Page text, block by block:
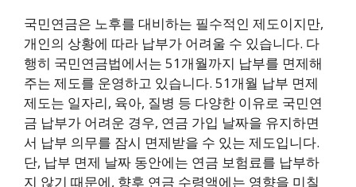
국민연금은 노후를 대비하는 필수적인 제도이지만,
개인의 상황에 따라 납부가 어려울 수 있습니다. 다
행히 국민연금법에서는 51개월까지 납부를 면제해
주는 제도를 운영하고 있습니다. 51개월 납부 면제
제도는 일자리, 육아, 질병 등 다양한 이유로 국민연
금 납부가 어려운 경우, 연금 가입 날짜을 유지하면
서 납부 의무를 잠시 면제받을 수 있는 제도입니다.
단, 납부 면제 날짜 동안에는 연금 보험료를 납부하
지 않기 때문에, 향후 연금 수령액에는 영향을 미칠